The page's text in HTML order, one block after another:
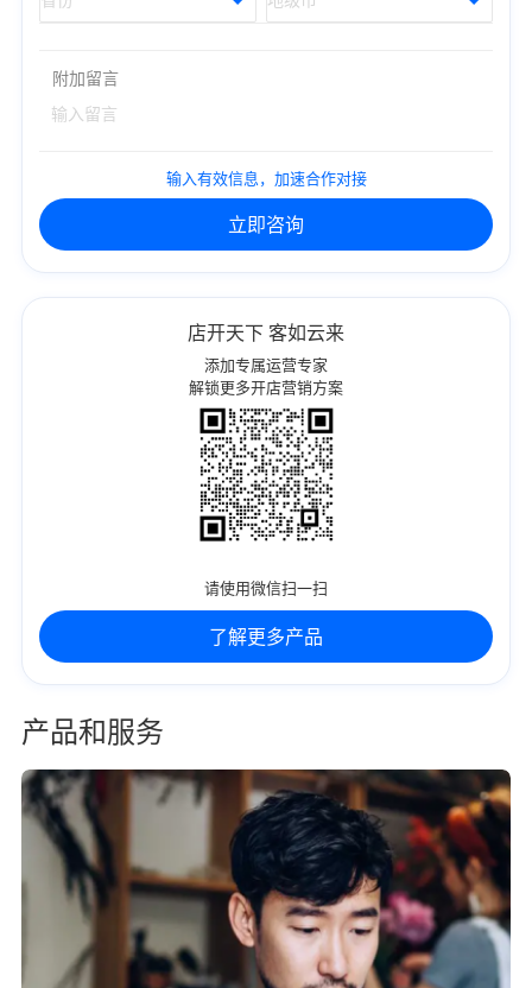
附加留言
输入有效信息，加速合作对接
立即咨询
店开天下 客如云来
添加专属运营专家
解锁更多开店营销方案
请使用微信扫一扫
了解更多产品
产品和服务